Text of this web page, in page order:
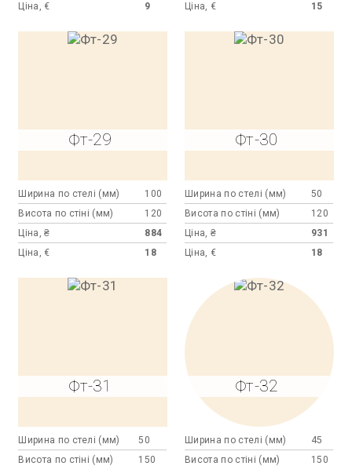
Ціна, €
9
Ціна, €
15
Фт-29
Ширина по стелі (мм)
100
Висота по стіні (мм)
120
Ціна, ₴
884
Ціна, €
18
Фт-30
Ширина по стелі (мм)
50
Висота по стіні (мм)
120
Ціна, ₴
931
Ціна, €
18
Фт-31
Ширина по стелі (мм)
50
Висота по стіні (мм)
150
Фт-32
Ширина по стелі (мм)
45
Висота по стіні (мм)
150